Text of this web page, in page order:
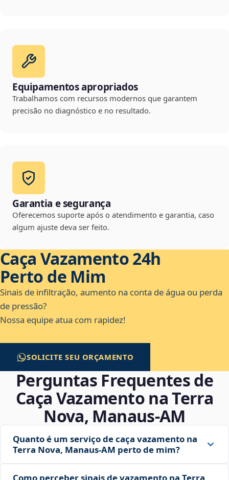
Equipamentos apropriados
Trabalhamos com recursos modernos que garantem
precisão no diagnóstico e no resultado.
Garantia e segurança
Oferecemos suporte após o atendimento e garantia, caso
algum ajuste deva ser feito.
Caça Vazamento 24h
Perto de Mim
Sinais de infiltração, aumento na conta de água ou perda
de pressão?
Nossa equipe atua com rapidez!
SOLICITE SEU ORÇAMENTO
Perguntas Frequentes de
Caça Vazamento na Terra
Nova, Manaus‑AM
Quanto é um serviço de caça vazamento na
Terra Nova, Manaus‑AM perto de mim?